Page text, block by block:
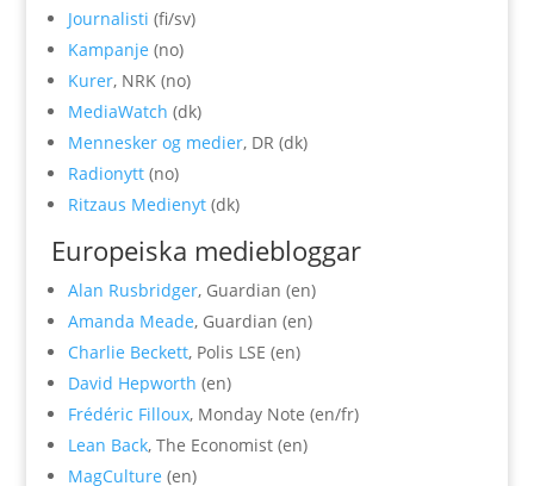
Journalisti (fi/sv)
Kampanje (no)
Kurer, NRK (no)
MediaWatch (dk)
Mennesker og medier, DR (dk)
Radionytt(no)
Ritzaus Medienyt(dk)
Europeiska mediebloggar
Alan Rusbridger, Guardian (en)
Amanda Meade, Guardian (en)
Charlie Beckett, Polis LSE (en)
David Hepworth (en)
Frédéric Filloux, Monday Note (en/fr)
Lean Back, The Economist (en)
MagCulture (en)